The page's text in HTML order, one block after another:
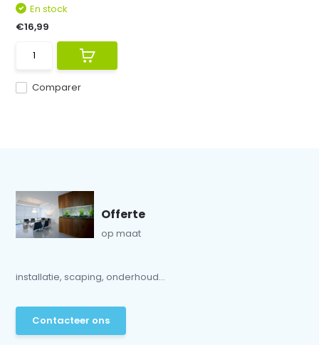
Comparer
En stock
€16,99
Offerte
op maat
installatie, scaping, onderhoud...
Contacteer ons